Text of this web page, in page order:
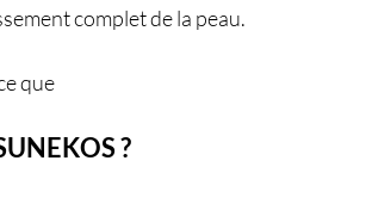
complet de la peau.
que
?